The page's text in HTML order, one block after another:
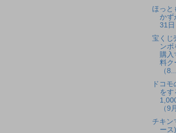
ほっと
かず
31日
宝くじ
ン
購入
料ク
（8...
ドコ
をす
（9
チキン
ース